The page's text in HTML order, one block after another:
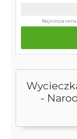
-
Najniższa